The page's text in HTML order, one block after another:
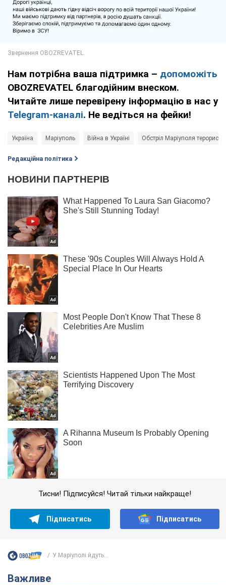
Нам потрібна ваша підтримка – допоможіть
OBOZREVATEL благодійним внеском.
Читайте лише перевірену інформацію в нас у
Telegram-каналі. Не ведіться на фейки!
Україна Маріуполь Війна в Україні Обстріл Маріуполя
Редакційна політика
Тисни! Підписуйся! Читай тільки найкраще!
Підписатись Підписатись
У Маріуполі йдуть...
Важливе